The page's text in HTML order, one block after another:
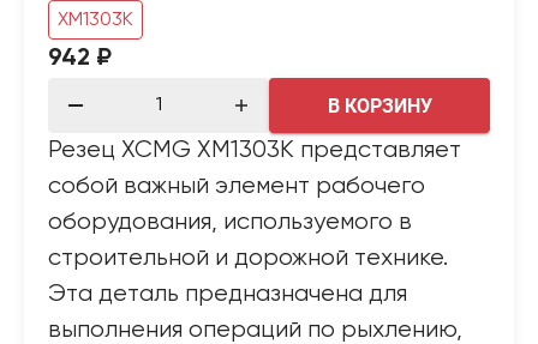
XM1303K
942 ₽
В КОРЗИНУ
Резец XCMG XM1303K представляет
собой важный элемент рабочего
оборудования, используемого в
строительной и дорожной технике.
Эта деталь предназначена для
выполнения операций по рыхлению,